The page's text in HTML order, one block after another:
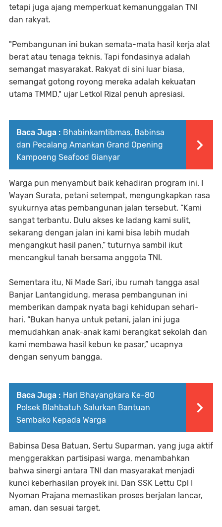
tetapi juga ajang memperkuat kemanunggalan TNI
dan rakyat.
"Pembangunan ini bukan semata-mata hasil kerja alat
berat atau tenaga teknis. Tapi fondasinya adalah
semangat masyarakat. Rakyat di sini luar biasa,
semangat gotong royong mereka adalah kekuatan
utama TMMD," ujar Letkol Rizal penuh apresiasi.
Baca Juga : Bhabinkamtibmas, Babinsa
dan Pecalang Amankan Grand Opening
Kampoeng Seafood Gianyar
Warga pun menyambut baik kehadiran program ini. I
Wayan Surata, petani setempat, mengungkapkan rasa
syukurnya atas pembangunan jalan tersebut. “Kami
sangat terbantu. Dulu akses ke ladang kami sulit,
sekarang dengan jalan ini kami bisa lebih mudah
mengangkut hasil panen,” tuturnya sambil ikut
mencangkul tanah bersama anggota TNI.
Sementara itu, Ni Made Sari, ibu rumah tangga asal
Banjar Lantangidung, merasa pembangunan ini
memberikan dampak nyata bagi kehidupan sehari-
hari. “Bukan hanya untuk petani, jalan ini juga
memudahkan anak-anak kami berangkat sekolah dan
kami membawa hasil kebun ke pasar,” ucapnya
dengan senyum bangga.
Baca Juga : Hari Bhayangkara Ke-80
Polsek Blahbatuh Salurkan Bantuan
Sembako Kepada Warga
Babinsa Desa Batuan, Sertu Suparman, yang juga aktif
menggerakkan partisipasi warga, menambahkan
bahwa sinergi antara TNI dan masyarakat menjadi
kunci keberhasilan proyek ini. Dan SSK Lettu Cpl I
Nyoman Prajana memastikan proses berjalan lancar,
aman, dan sesuai target.